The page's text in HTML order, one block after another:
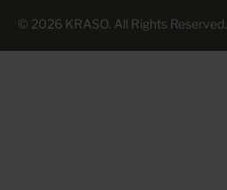
© 2026 KRASO. All Rights Reserved.